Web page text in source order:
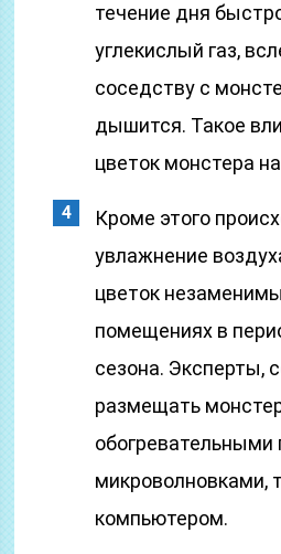
течение дня
углекислый газ,
соседству с
дышится. Такое
цветок монстера
Кроме этого
увлажнение
цветок
помещениях в
сезона. Эксперты,
размещать
обогревательными
микроволновками,
компьютером.